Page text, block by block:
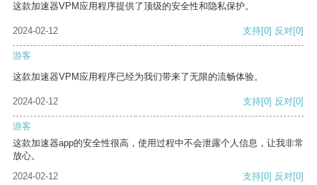
这款加速器VPM应用程序提供了顶级的安全性和隐私保护。
2024-02-12 支持[0] 反对[0]
游客
这款加速器VPM应用程序已经为我们带来了无限的流畅体验。
2024-02-12 支持[0] 反对[0]
游客
这款加速器app的安全性很高，使用过程中不会泄露个人信息，让我非常
放心。
2024-02-12
支持[0] 反对[0]